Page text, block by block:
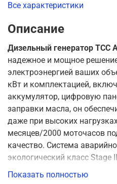
Все характеристики
Описание
Дизельный генератор ТСС
надежное и мощное
электроэнергией ваших
кВт и комплектацией,
аккумулятор, цифровую
заправки масла, он
даже при высоких
месяцев/2000 моточасов
качество. Система
экологический класс
выбором для окружающей
Показать полностью